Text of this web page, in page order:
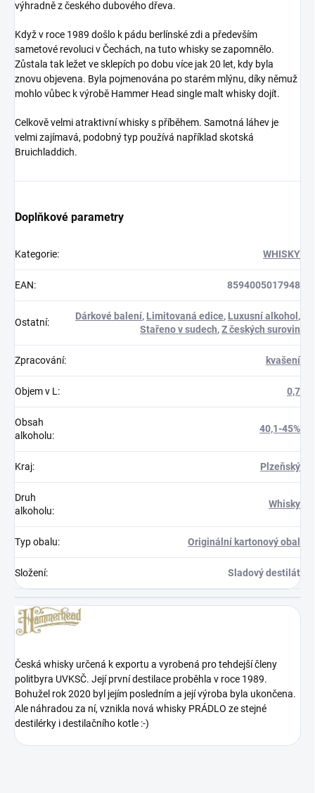
výhradně z českého dubového dřeva.
Když v roce 1989 došlo k pádu berlínské zdi a především
sametové revoluci v Čechách, na tuto whisky se zapomnělo.
Zůstala tak ležet ve sklepích po dobu více jak 20 let, kdy byla
znovu objevena. Byla pojmenována po starém mlýnu, díky němuž
mohlo vůbec k výrobě Hammer Head single malt whisky dojít.
Celkově velmi atraktivní whisky s příběhem. Samotná láhev je
velmi zajímavá, podobný typ používá například skotská
Bruichladdich.
Doplňkové parametry
Kategorie: WHISKY
EAN: 8594005017948
Ostatní:
Dárkové balení, Limitovaná edice, Luxusní alkohol ,
Stařeno v sudech,Z českých surovin
Zpracování: kvašení
Objem v L : 0,7
Obsah
alkoholu:
40,1-45%
Kraj: Plzeňský
Druh
alkoholu:
Whisky
Typ obalu: Originální kartonový obal
Složení: Sladový destilát
Česká whisky určená k exportu a vyrobená pro tehdejší členy
politbyra UVKSČ. Její první destilace proběhla v roce 1989.
Bohužel rok 2020 byl jejím posledním a její výroba byla ukončena.
Ale náhradou za ní, vznikla nová whisky PRÁDLO ze stejné
destilérky i destilačního kotle :-)